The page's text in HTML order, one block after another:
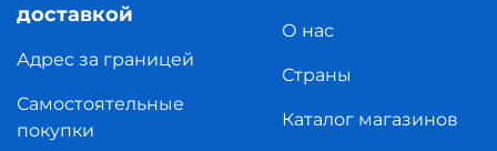
доставкой
Адрес за границей
Самостоятельные
покупки
О нас
Страны
Каталог магазинов